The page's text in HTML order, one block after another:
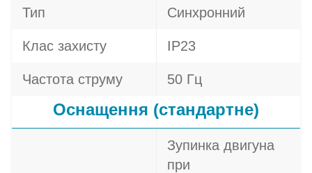
Тип Синхронний
Клас захисту IP23
Частота струму 50 Гц
Оснащення (стандартне)
Зупинка двигуна
при